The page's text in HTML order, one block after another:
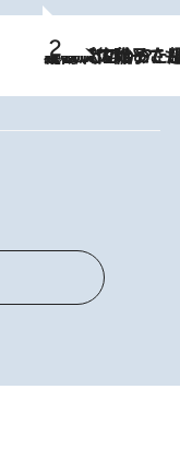
2026.8.5
【阿川佐和子さんの年とる力】なぜ70代で始めた趣味は“こんなに楽しい”のか？ ピアノ、俳句…スランプに陥っても続けられる“ある秘訣”とは